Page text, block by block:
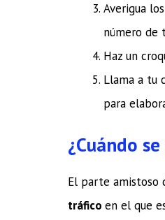
Averigua
número de
Haz un
Llama a tu
para
¿Cuándo
El parte amistoso
tráfico en el que